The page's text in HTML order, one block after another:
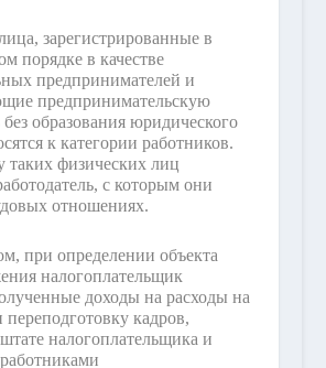
зарегистрированные в
порядке в качестве
предпринимателей и
предпринимательскую
без образования юридического
к категории работников.
таких физических лиц
с которым они
отношениях.
при определении объекта
налогоплательщик
доходы на расходы на
переподготовку кадров,
налогоплательщика и